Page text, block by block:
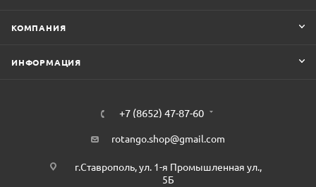
КОМПАНИЯ
ИНФОРМАЦИЯ
+7 (8652) 47-87-60
rotango.shop@gmail.com
г.Ставрополь, ул. 1-я Промышленная ул.,
5Б